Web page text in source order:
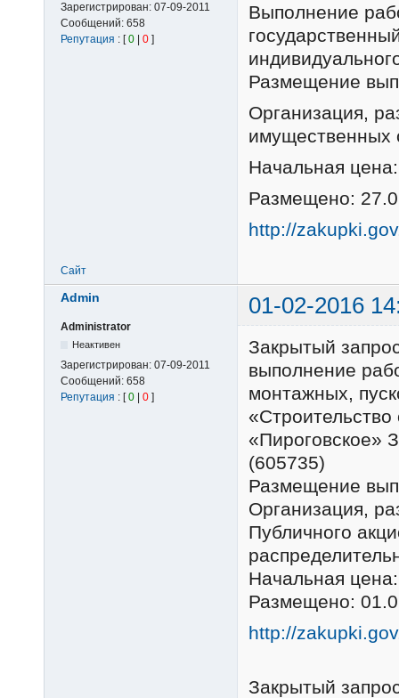
Зарегистрирован: 07-09-2011
Сообщений: 658
Репутация : [0 0 ]
Выполнение
Размещение
Организация,
имущественных
Начальная
Размещено:
http://
Сайт
Admin 01-02-2016
Administrator
Неактивен
Зарегистрирован: 07-09-2011
Сообщений: 658
Репутация : [0 0 ]
Закрытый
выполнение
монтажных,
«Пироговское»
(605735)
Размещение
Организация,
Публичного
Начальная
Размещено:
http://
Закрытый